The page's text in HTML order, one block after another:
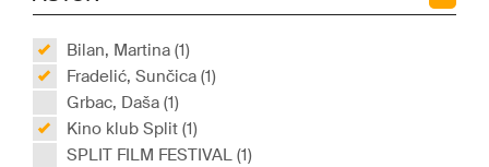
Bilan, Martina (1)
Fradelić, Sunčica (1)
Grbac, Daša (1)
Kino klub Split (1)
SPLIT FILM FESTIVAL (1)